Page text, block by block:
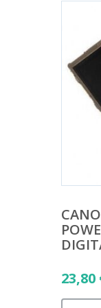
23,80